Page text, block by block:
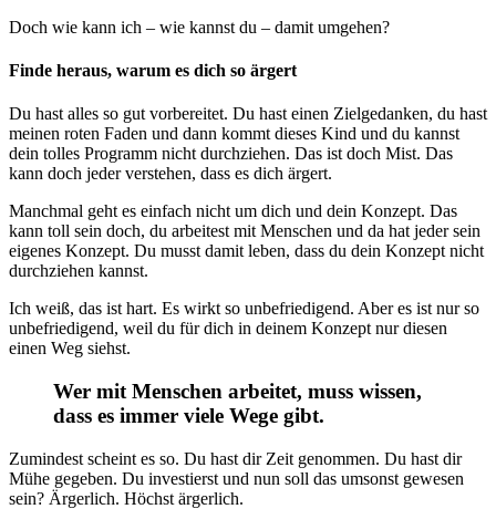
Doch wie kann ich – wie kannst du – damit umgehen?
Finde heraus, warum es dich so ärgert
Du hast alles so gut vorbereitet. Du hast einen Zielgedanken, du hast
meinen roten Faden und dann kommt dieses Kind und du kannst
dein tolles Programm nicht durchziehen. Das ist doch Mist. Das
kann doch jeder verstehen, dass es dich ärgert.
Manchmal geht es einfach nicht um dich und dein Konzept. Das
kann toll sein doch, du arbeitest mit Menschen und da hat jeder sein
eigenes Konzept. Du musst damit leben, dass du dein Konzept nicht
durchziehen kannst.
Ich weiß, das ist hart. Es wirkt so unbefriedigend. Aber es ist nur so
unbefriedigend, weil du für dich in deinem Konzept nur diesen
einen Weg siehst.
Wer mit Menschen arbeitet, muss wissen,
dass es immer viele Wege gibt.
Zumindest scheint es so. Du hast dir Zeit genommen. Du hast dir
Mühe gegeben. Du investierst und nun soll das umsonst gewesen
sein? Ärgerlich. Höchst ärgerlich.